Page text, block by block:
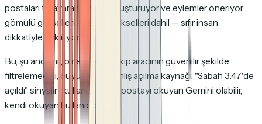
postaları tarayarak özetler oluşturuyor ve eylemler öneriyor,
gömülü görselleri — izleme pikselleri dahil — sıfır insan
dikkatiyle yüklüyor.
Bu, şu anda hiçbir e-posta takip aracının güvenilir şekilde
filtrelemediği, büyüyen bir yanlış açılma kaynağı. "Sabah 3:47'de
açıldı" sinyalin, kullanıcı için e-postayı okuyan Gemini olabilir,
kendi okuyan kullanıcı değil.